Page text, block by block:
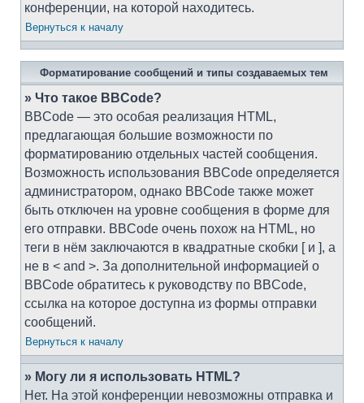
конференции, на которой находитесь.
Вернуться к началу
Форматирование сообщений и типы создаваемых тем
» Что такое BBCode?
BBCode — это особая реализация HTML,
предлагающая большие возможности по
форматированию отдельных частей сообщения.
Возможность использования BBCode определяется
администратором, однако BBCode также может
быть отключен на уровне сообщения в форме для
его отправки. BBCode очень похож на HTML, но
теги в нём заключаются в квадратные скобки [ и ], а
не в < and >. За дополнительной информацией о
BBCode обратитесь к руководству по BBCode,
ссылка на которое доступна из формы отправки
сообщений.
Вернуться к началу
» Могу ли я использовать HTML?
Нет. На этой конференции невозможны отправка и